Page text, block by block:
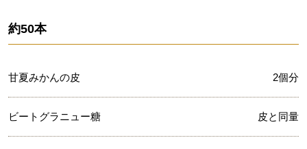
約50本
甘夏みかんの皮 2個分
ビートグラニュー糖 皮と同量